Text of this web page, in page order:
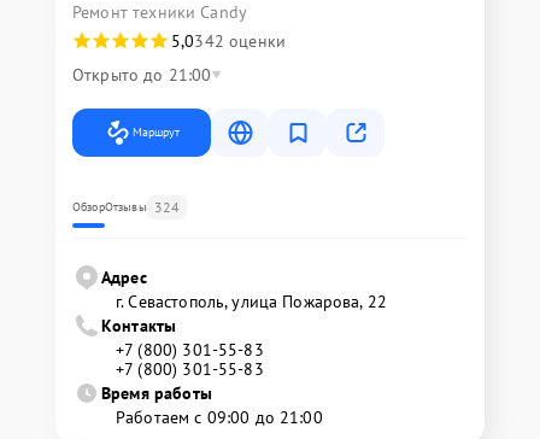
Ремонт техники Candy
5,0342 оценки
Открыто до 21:00
Маршрут
ОбзорОтзывы 324
Адрес
г. Севастополь, улица Пожарова, 22
Контакты
+7 (800) 301-55-83
+7 (800) 301-55-83
Время работы
Работаем с 09:00 до 21:00